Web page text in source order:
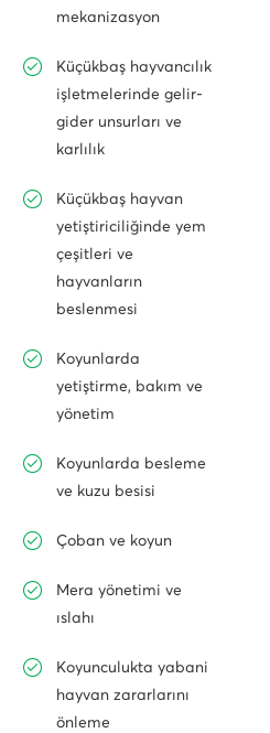
mekanizasyon
Küçükbaş hayvancılık
işletmelerinde gelir-
gider unsurları ve
karlılık
Küçükbaş hayvan
yetiştiriciliğinde yem
çeşitleri ve
hayvanların
beslenmesi
Koyunlarda
yetiştirme, bakım ve
yönetim
Koyunlarda besleme
ve kuzu besisi
Çoban ve koyun
Mera yönetimi ve
ıslahı
Koyunculukta yabani
hayvan zararlarını
önleme